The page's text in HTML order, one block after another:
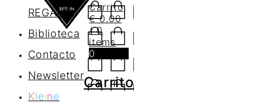
REGALO
Biblioteca
Contacto
Newsletter
Kleine
Carrito
€0.00
/ 0
items
0
Carrito